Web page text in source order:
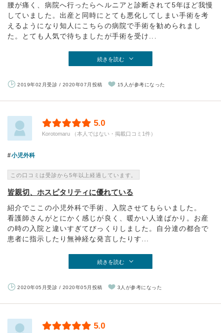
腰が痛く、病院へ行ったらヘルニアと診断されて5年ほど我慢
していました。出産と同時にとても悪化してしまい手術を考
えるようになり知人にこちらの病院で手術を勧められまし
た。とても人気で待ちましたが手術を受け...
続きを読む
2019年02月受診 / 2020年07月投稿 15人が参考になった
5.0
Korotomaru （本人ではない・掲載口コミ1件）
小児外科
この口コミは受診から5年以上経過しています。
皆親切、ホスピタリティに優れている
紹介でここの小児外科で手術、入院させてもらいました。
看護師さんがとにかく感じが良く、暖かい人達ばかり。お産
の時の入院と違いすぎてびっくりしました。自分達の都合で
患者に指示したり無神経な発言したりす...
続きを読む
2020年05月受診 / 2020年05月投稿 3人が参考になった
5.0